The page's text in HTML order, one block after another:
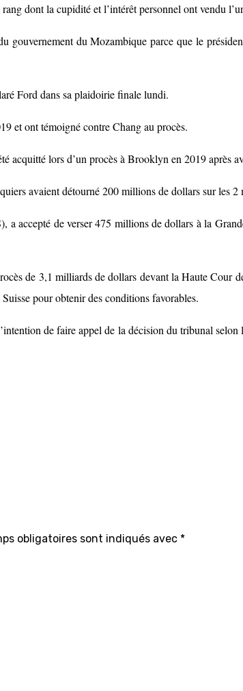
dont la cupidité et l’intérêt personnel ont vendu
du Mozambique parce que le
Ford dans sa plaidoirie finale lundi.
et ont témoigné contre Chang au procès.
acquitté lors d’un procès à Brooklyn en 2019 après
avaient détourné 200 millions de dollars sur les
accepté de verser 475 millions de dollars à la
de 3,1 milliards de dollars devant la Haute
pour obtenir des conditions favorables.
de faire appel de la décision du tribunal
obligatoires sont indiqués avec *